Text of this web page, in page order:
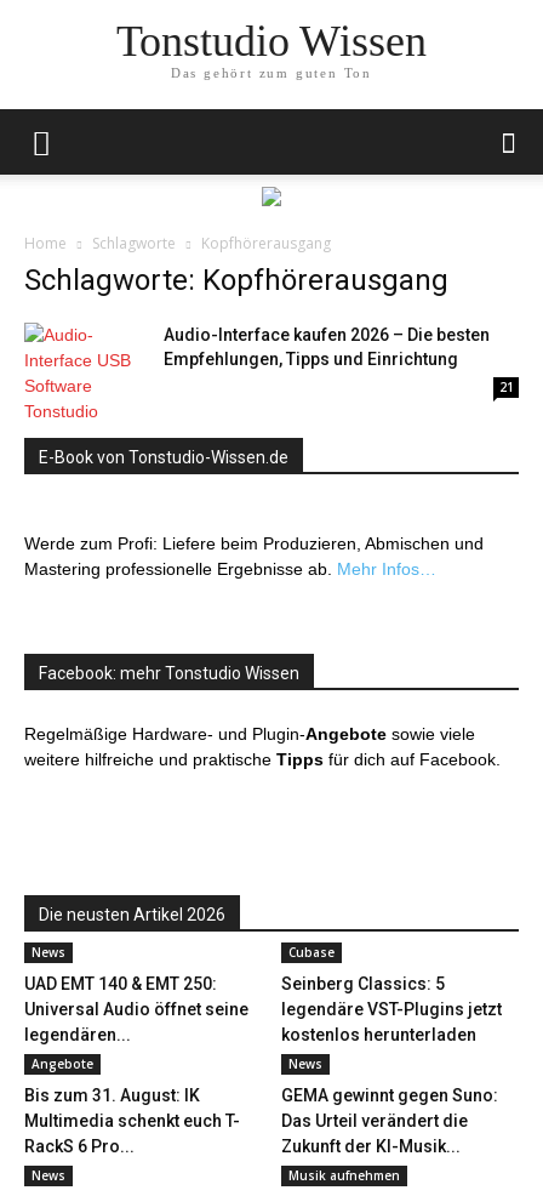
Tonstudio Wissen
Das gehört zum guten Ton
Home Schlagworte Kopfhörerausgang
Schlagworte: Kopfhörerausgang
Audio-Interface kaufen 2026 – Die besten
Empfehlungen, Tipps und Einrichtung
21
E-Book von Tonstudio-Wissen.de
Werde zum Profi: Liefere beim Produzieren, Abmischen und
Mastering professionelle Ergebnisse ab. Mehr Infos…
Facebook: mehr Tonstudio Wissen
Regelmäßige Hardware- und Plugin-Angebote sowie viele
weitere hilfreiche und praktische Tipps für dich auf Facebook.
Die neusten Artikel 2026
News
UAD EMT 140 & EMT 250:
Universal Audio öffnet seine
legendären...
Cubase
Seinberg Classics: 5
legendäre VST-Plugins jetzt
kostenlos herunterladen
Angebote
Bis zum 31. August: IK
Multimedia schenkt euch T-
RackS 6 Pro...
News
GEMA gewinnt gegen Suno:
Das Urteil verändert die
Zukunft der KI-Musik...
News Musik aufnehmen